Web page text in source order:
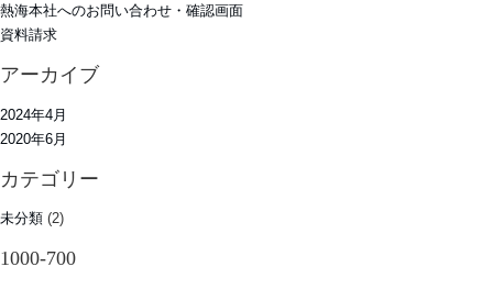
熱海本社へのお問い合わせ・確認画面
資料請求
アーカイブ
2024年4月
2020年6月
カテゴリー
未分類 (2)
1000-700